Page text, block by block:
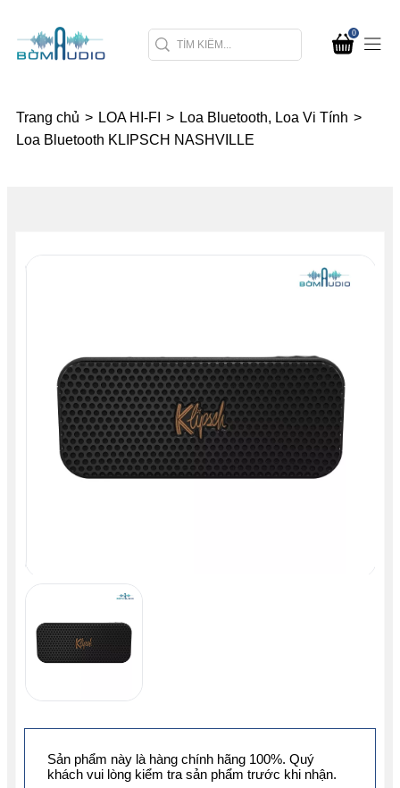
0
Trang chủ > LOA HI-FI > Loa Bluetooth, Loa Vi Tính >
Loa Bluetooth KLIPSCH NASHVILLE
Sản phẩm này là hàng chính hãng 100%. Quý
khách vui lòng kiểm tra sản phẩm trước khi nhận.